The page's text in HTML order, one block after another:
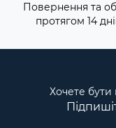
Повернення та
протягом 14
Хочете бути